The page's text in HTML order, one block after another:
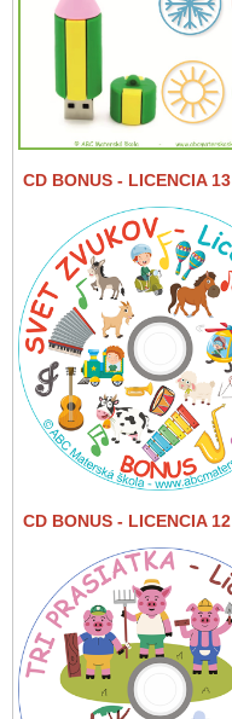
CD BONUS - LICENCIA 13
CD BONUS - LICENCIA 12